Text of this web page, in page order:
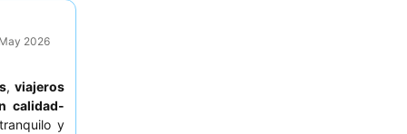
2026
,viajeros
calidad-
y